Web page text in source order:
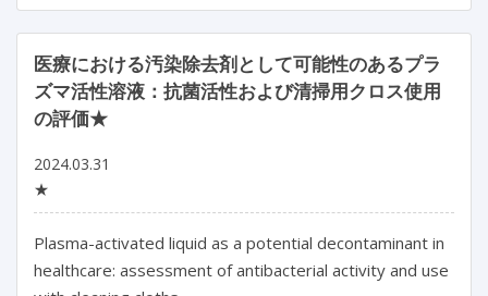
医療における汚染除去剤として可能性のあるプラ
ズマ活性溶液：抗菌活性および清掃用クロス使用
の評価★
2024.03.31
★
Plasma-activated liquid as a potential decontaminant in
healthcare: assessment of antibacterial activity and use